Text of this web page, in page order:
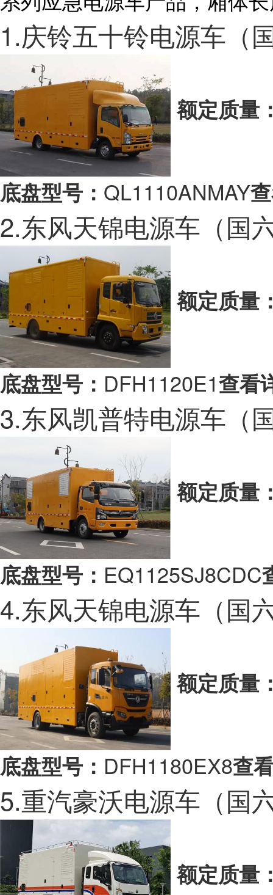
1.庆铃五十铃电源车（
额定质量
底盘型号： QL1110ANMAY
2.东风天锦电源车（国
额定质量
底盘型号： DFH1120E1查看
3.东风凯普特电源车（
额定质量
底盘型号： EQ1125SJ8CDC
4.东风天锦电源车（国
额定质量
底盘型号： DFH1180EX8查
5.重汽豪沃电源车（国
额定质量